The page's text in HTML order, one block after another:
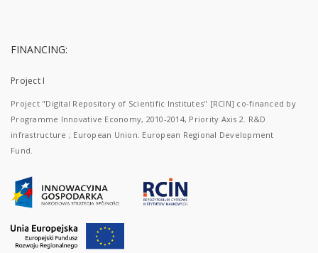
FINANCING:
Project I
Project "Digital Repository of Scientific Institutes" [RCIN] co-financed by
Programme Innovative Economy, 2010-2014, Priority Axis 2. R&D
infrastructure ; European Union. European Regional Development
Fund.